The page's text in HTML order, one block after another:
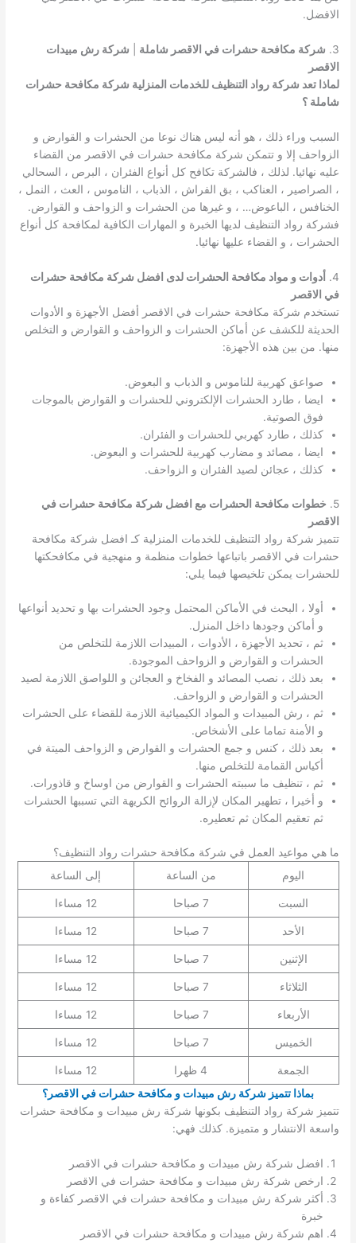
الافضل.
3. شركة مكافحة حشرات في الاقصر شاملة
شركة رش مبيدات
الاقصر
لماذا تعد شركة رواد التنظيف للخدمات المنزلية شركة مكافحة حشرات
شاملة ؟
السبب وراء ذلك ، هو أنه ليس هناك نوعا من الحشرات و القوارض و
الزواحف إلا و تتمكن شركة مكافحة حشرات في الاقصر من القضاء
عليه نهائيا. لذلك ، فالشركة تكافح كل أنواع الفئران ، البرص ، السحالي
، الصراصير ، العناكب ، بق الفراش ، الذباب ، الناموس ، العث ، النمل ،
الخنافس ، الباعوض… ، و غيرها من الحشرات و الزواحف و القوارض.
فشركة رواد التنظيف لديها الخبرة و المهارات الكافية لمكافحة كل أنواع
الحشرات ، و القضاء عليها نهائيا.
4.
أدوات و مواد مكافحة الحشرات لدى افضل شركة مكافحة حشرات
في الاقصر
تستخدم شركة مكافحة حشرات في الاقصر أفضل الأجهزة و الأدوات
الحديثة للكشف عن أماكن الحشرات و الزواحف و القوارض و التخلص
منها. من بين هذه الأجهزة:
صواعق كهربية للناموس و الذباب و البعوض.
ايضا ، طارد الحشرات الإلكتروني للحشرات و القوارض بالموجات
فوق الصوتية.
كذلك ، طارد كهربي للحشرات و الفئران.
ايضا ، مصائد و مضارب كهربية للحشرات و البعوض.
كذلك ، عجائن لصيد الفئران و الزواحف.
5.
خطوات مكافحة الحشرات مع افضل شركة مكافحة حشرات في
الاقصر
تتميز شركة رواد التنظيف للخدمات المنزلية كـ افضل شركة مكافحة
حشرات في الاقصر باتباعها خطوات منظمة و منهجية في مكافحكتها
للحشرات يمكن تلخيصها فيما يلي:
أولا ، البحث في الأماكن المحتمل وجود الحشرات بها و تحديد أنواعها
و أماكن وجودها داخل المنزل.
ثم ، تحديد الأجهزة ، الأدوات ، المبيدات اللازمة للتخلص من
الحشرات و القوارض و الزواحف الموجودة.
بعد ذلك ، نصب المصائد و الفخاخ و العجائن و اللواصق اللازمة لصيد
الحشرات و القوارض و الزواحف.
ثم ، رش المبيدات و المواد الكيميائية اللازمة للقضاء على الحشرات
و الأمنة تماما على الأشخاص.
بعد ذلك ، كنس و جمع الحشرات و القوارض و الزواحف الميتة في
أكياس القمامة للتخلص منها.
ثم ، تنظيف ما سببته الحشرات و القوارض من اوساخ و قاذورات.
و أخيرا ، تطهير المكان لإزالة الروائح الكريهة التي تسببها الحشرات
ثم تعقيم المكان ثم تعطيره.
ما هي مواعيد العمل في شركة مكافحة حشرات رواد التنظيف؟
اليوم
من الساعة إلى الساعة
السبت 7 صباحا 12 مساءا
الأحد 7 صباحا 12 مساءا
الإثنين 7 صباحا 12 مساءا
الثلاثاء 7 صباحا 12 مساءا
الأربعاء 7 صباحا 12 مساءا
الخميس 7 صباحا 12 مساءا
الجمعة 4 ظهرا
12 مساءا
بماذا تتميز شركة رش مبيدات و مكافحة حشرات في الاقصر؟
تتميز شركة رواد التنظيف بكونها شركة رش مبيدات و مكافحة حشرات
واسعة الانتشار و متميزة. كذلك فهي:
افضل شركة رش مبيدات و مكافحة حشرات في الاقصر
ارخص شركة رش مبيدات و مكافحة حشرات في الاقصر
أكثر شركة رش مبيدات و مكافحة حشرات في الاقصر كفاءة و
خبرة
اهم شركة رش مبيدات و مكافحة حشرات في الاقصر